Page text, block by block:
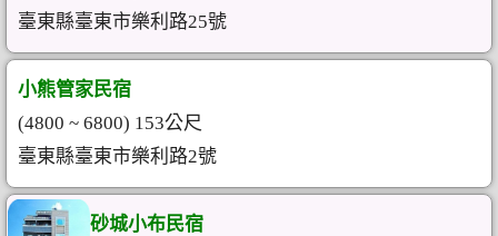
臺東縣臺東市樂利路25號
小熊管家民宿
(4800 ~ 6800) 153公尺
臺東縣臺東市樂利路2號
砂城小布民宿